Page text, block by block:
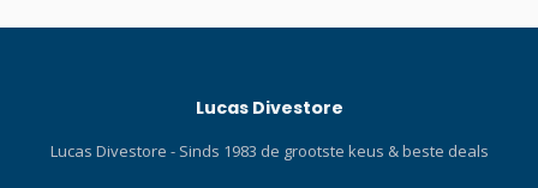
Lucas Divestore
Lucas Divestore - Sinds 1983 de grootste keus & beste deals